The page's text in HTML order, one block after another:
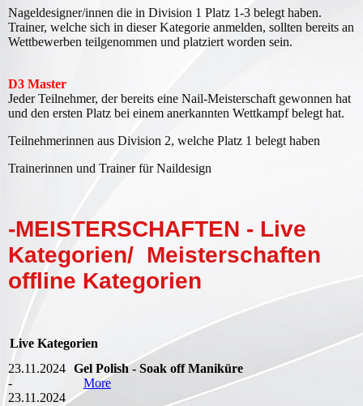
Nageldesigner/innen die in Division 1 Platz 1-3 belegt haben.
Trainer, welche sich in dieser Kategorie anmelden, sollten bereits an
Wettbewerben teilgenommen und platziert worden sein.
D3 Master
Jeder Teilnehmer, der bereits eine Nail-Meisterschaft gewonnen hat
und den ersten Platz bei einem anerkannten Wettkampf belegt hat.
Teilnehmerinnen aus Division 2, welche Platz 1 belegt haben
Trainerinnen und Trainer für Naildesign
-MEISTERSCHAFTEN - Live
Kategorien/ Meisterschaften
offline Kategorien
Live Kategorien
23.11.2024
-
23.11.2024
Gel Polish - Soak off Maniküre
More